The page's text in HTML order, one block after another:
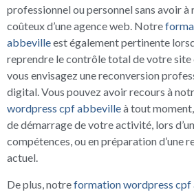
professionnel ou personnel sans avoir à
coûteux d’une agence web. Notre
abbevilleest également pertinente
reprendre le contrôle total de votre site
vous envisagez une reconversion
digital. Vous pouvez avoir recours à
wordpress cpf abbevilleà tout
de démarrage de votre activité, lors
compétences, ou en préparation d’une
actuel.
De plus, notreformation wordpress cpf